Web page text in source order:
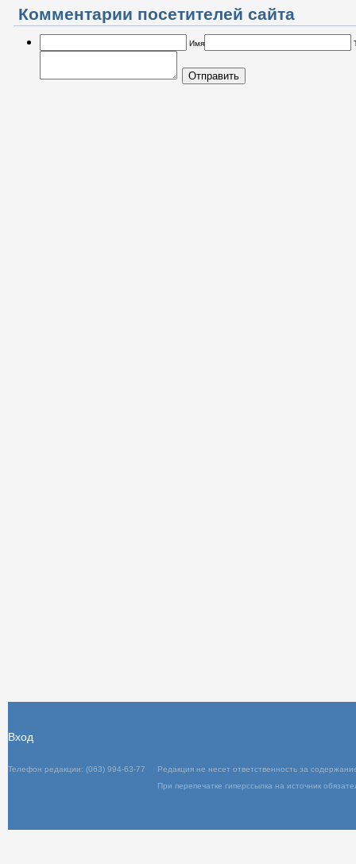
Комментарии посетителей сайта
Имя
Отправить
Телефон редакции: (063) 994-63-77
При